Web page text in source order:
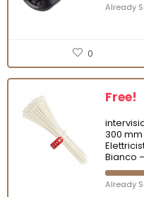
Already
0
Free!
300
Bianco
Already